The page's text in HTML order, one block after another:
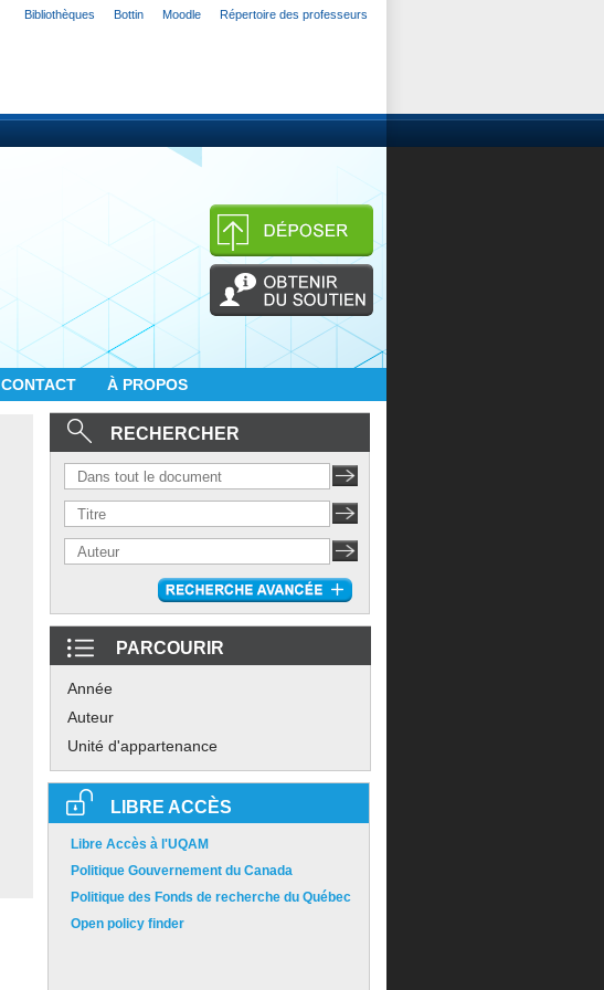
Bibliothèques Bottin Moodle Répertoire des professeurs
CONTACT À PROPOS
RECHERCHER
PARCOURIR
Année
Auteur
Unité d'appartenance
LIBRE ACCÈS
Libre Accès à l'UQAM
Politique Gouvernement du Canada
Politique des Fonds de recherche du Québec
Open policy finder